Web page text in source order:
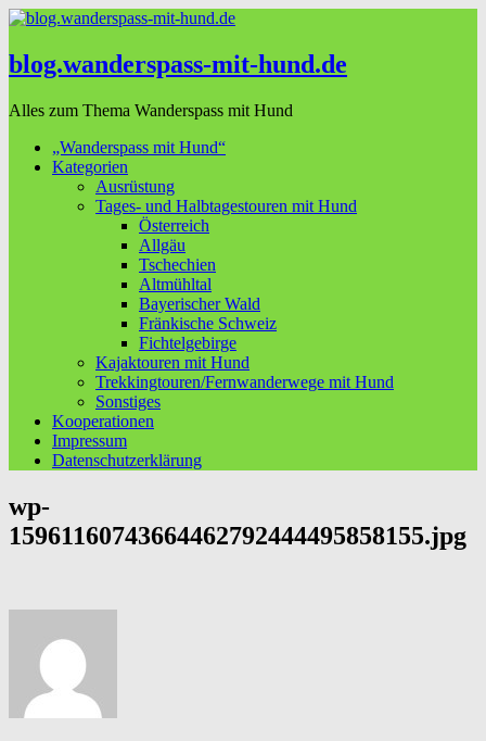
blog.wanderspass-mit-hund.de
Alles zum Thema Wanderspass mit Hund
„Wanderspass mit Hund“
Kategorien
Ausrüstung
Tages- und Halbtagestouren mit Hund
Österreich
Allgäu
Tschechien
Altmühltal
Bayerischer Wald
Fränkische Schweiz
Fichtelgebirge
Kajaktouren mit Hund
Trekkingtouren/Fernwanderwege mit Hund
Sonstiges
Kooperationen
Impressum
Datenschutzerklärung
wp-
15961160743664462792444495858155.jpg